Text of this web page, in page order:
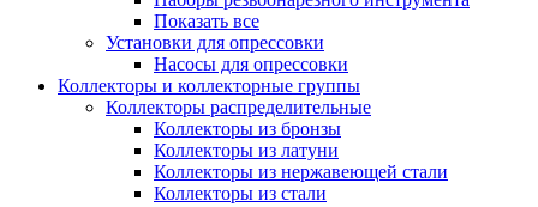
Показать все
Установки для опрессовки
Насосы для опрессовки
Коллекторы и коллекторные группы
Коллекторы распределительные
Коллекторы из бронзы
Коллекторы из латуни
Коллекторы из нержавеющей стали
Коллекторы из стали